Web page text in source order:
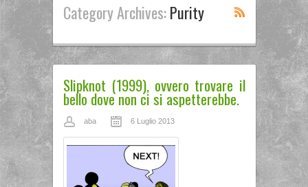
Category Archives:Purity
Slipknot (1999), ovvero trovare il
bello dove non ci si aspetterebbe.
aba 6 Luglio 2013